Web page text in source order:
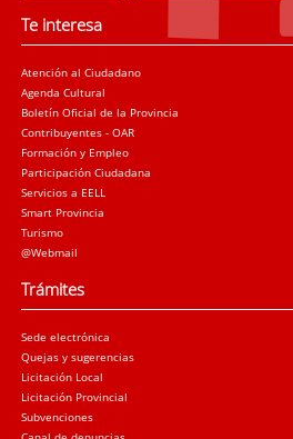
Te interesa
Atención al Ciudadano
Agenda Cultural
Boletín Oficial de la Provincia
Contribuyentes - OAR
Formación y Empleo
Participación Ciudadana
Servicios a EELL
Smart Provincia
Turismo
@Webmail
Trámites
Sede electrónica
Quejas y sugerencias
Licitación Local
Licitación Provincial
Subvenciones